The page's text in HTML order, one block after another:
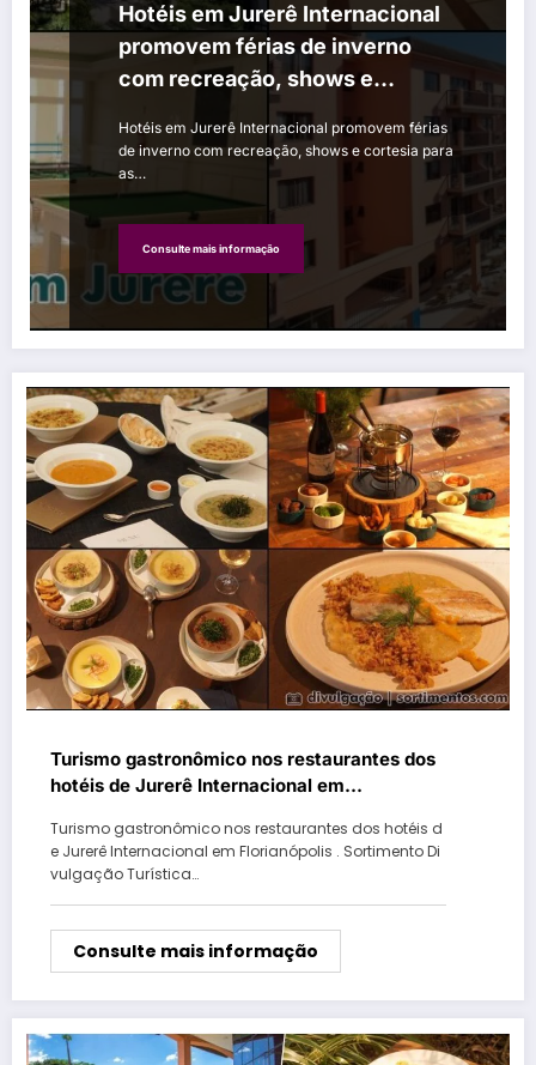
Hotéis em Jurerê Internacional
promovem férias de inverno
com recreação, shows e
cortesia para as crianças
Hotéis em Jurerê Internacional promovem férias
de inverno com recreação, shows e cortesia para
as…
Consulte mais informação
Turismo gastronômico nos restaurantes dos
hotéis de Jurerê Internacional em
Turismo gastronômico nos restaurantes dos hotéis d
e Jurerê Internacional em Florianópolis . Sortimento Di
vulgação Turística…
Consulte mais informação